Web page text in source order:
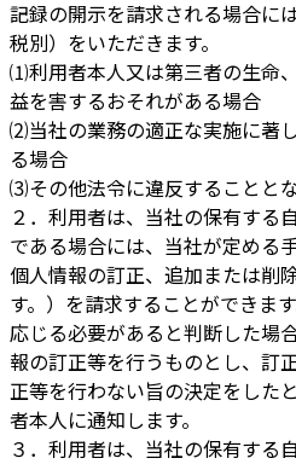
記録の開示を請求される場合に
税別）をいただきます。
⑴利用者本人又は第三者の生命
益を害するおそれがある場合
⑵当社の業務の適正な実施に著
る場合
⑶その他法令に違反することと
２．利用者は、当社の保有する
である場合には、当社が定める
個人情報の訂正、追加または削
す。）を請求することができま
応じる必要があると判断した場
報の訂正等を行うものとし、訂
正等を行わない旨の決定をした
者本人に通知します。
３．利用者は、当社の保有する